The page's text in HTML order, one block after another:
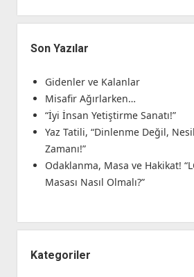
Son Yazılar
Gidenler ve Kalanlar
Misafir Ağırlarken…
“İyi İnsan Yetiştirme Sanatı!”
Yaz Tatili, “Dinlenme Değil,
Zamanı!”
Odaklanma, Masa ve Hakikat!
Masası Nasıl Olmalı?”
Kategoriler